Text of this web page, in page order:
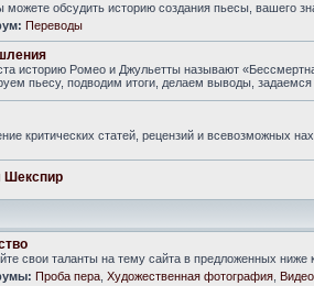
можете обсудить историю создания пьесы, вашего
Переводы
историю Ромео и Джульетты называют
пьесу, подводим итоги, делаем выводы,
критических статей, рецензий и всевозможных
Шекспир
свои таланты на тему сайта в предложенных ниже
Проба пера Художественная фотография